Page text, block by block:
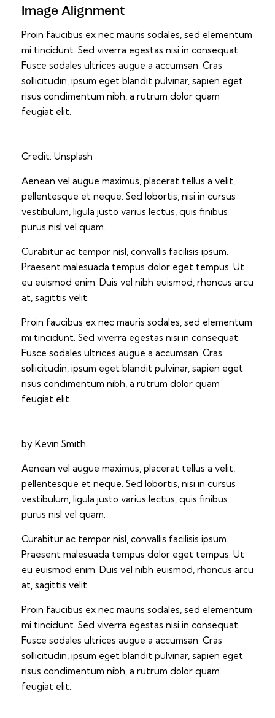
Image Alignment
Proin faucibus ex nec mauris sodales, sed elementum
mi tincidunt. Sed viverra egestas nisi in consequat.
Fusce sodales ultrices augue a accumsan. Cras
sollicitudin, ipsum eget blandit pulvinar, sapien eget
risus condimentum nibh, a rutrum dolor quam
feugiat elit.
Credit: Unsplash
Aenean vel augue maximus, placerat tellus a velit,
pellentesque et neque. Sed lobortis, nisi in cursus
vestibulum, ligula justo varius lectus, quis finibus
purus nisl vel quam.
Curabitur ac tempor nisl, convallis facilisis ipsum.
Praesent malesuada tempus dolor eget tempus. Ut
eu euismod enim. Duis vel nibh euismod, rhoncus arcu
at, sagittis velit.
Proin faucibus ex nec mauris sodales, sed elementum
mi tincidunt. Sed viverra egestas nisi in consequat.
Fusce sodales ultrices augue a accumsan. Cras
sollicitudin, ipsum eget blandit pulvinar, sapien eget
risus condimentum nibh, a rutrum dolor quam
feugiat elit.
by Kevin Smith
Aenean vel augue maximus, placerat tellus a velit,
pellentesque et neque. Sed lobortis, nisi in cursus
vestibulum, ligula justo varius lectus, quis finibus
purus nisl vel quam.
Curabitur ac tempor nisl, convallis facilisis ipsum.
Praesent malesuada tempus dolor eget tempus. Ut
eu euismod enim. Duis vel nibh euismod, rhoncus arcu
at, sagittis velit.
Proin faucibus ex nec mauris sodales, sed elementum
mi tincidunt. Sed viverra egestas nisi in consequat.
Fusce sodales ultrices augue a accumsan. Cras
sollicitudin, ipsum eget blandit pulvinar, sapien eget
risus condimentum nibh, a rutrum dolor quam
feugiat elit.